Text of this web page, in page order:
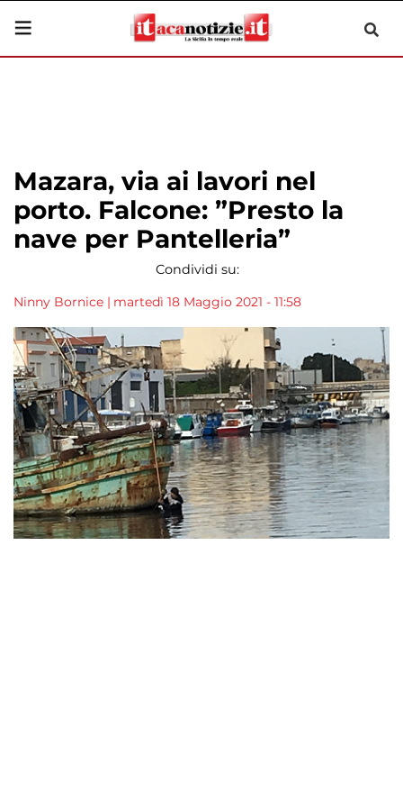
Mazara, via ai lavori nel
porto. Falcone: ”Presto la
nave per Pantelleria”
Condividi su:
Ninny Bornice | martedì 18 Maggio 2021 - 11:58